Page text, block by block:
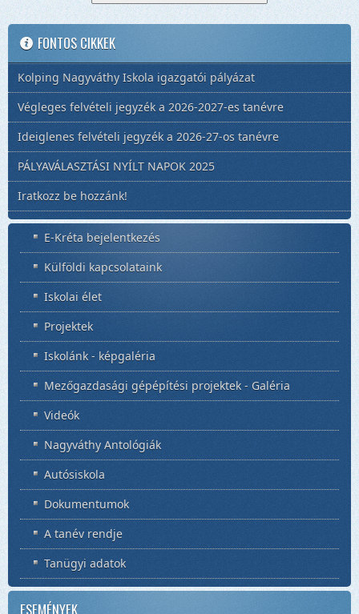
FONTOS CIKKEK
Kolping Nagyváthy Iskola igazgatói pályázat
Végleges felvételi jegyzék a 2026-2027-es tanévre
Ideiglenes felvételi jegyzék a 2026-27-os tanévre
PÁLYAVÁLASZTÁSI NYÍLT NAPOK 2025
Iratkozz be hozzánk!
E-Kréta bejelentkezés
Külföldi kapcsolataink
Iskolai élet
Projektek
Iskolánk - képgaléria
Mezőgazdasági gépépítési projektek - Galéria
Videók
Nagyváthy Antológiák
Autósiskola
Dokumentumok
A tanév rendje
Tanügyi adatok
ESEMÉNYEK